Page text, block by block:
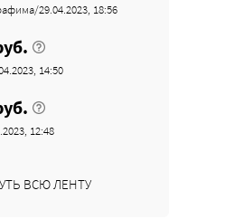
29.04.2023, 18:56
14:50
12:48
ВСЮ ЛЕНТУ